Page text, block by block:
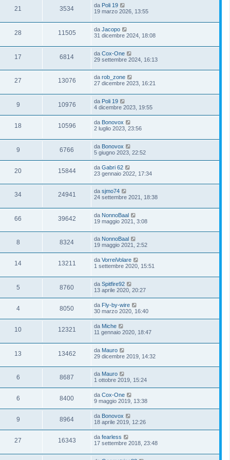
21 3534 da Poli 19
19 marzo 2026, 13:55
28 11505 da Jacopo
31 dicembre 2024, 18:08
17 6814 da Cox-One
29 settembre 2024, 16:13
27 13076 da rob_zone
27 dicembre 2023, 16:21
9 10976 da Poli 19
4 dicembre 2023, 19:55
18 10596 da Bonovox
2 luglio 2023, 23:56
9 6766 da Bonovox
5 giugno 2023, 22:52
20 15844 da Gabri 62
23 gennaio 2022, 17:34
34 24941 da sjmo74
24 settembre 2021, 18:38
66 39642 da NonnoBaal
19 maggio 2021, 3:08
8 8324 da NonnoBaal
19 maggio 2021, 2:52
14 13211 da VorreiVolare
1 settembre 2020, 15:51
5 8760 da Spitfire92
13 aprile 2020, 20:27
4 8050 da Fly-by-wire
30 marzo 2020, 16:40
10 12321 da Miche
11 gennaio 2020, 18:47
13 13462 da Mauro
29 dicembre 2019, 14:32
6 8687 da Mauro
1 ottobre 2019, 15:24
6 8400 da Cox-One
9 maggio 2019, 13:38
9 8964 da Bonovox
18 aprile 2019, 12:26
27 16343 da fearless
17 settembre 2018, 23:48